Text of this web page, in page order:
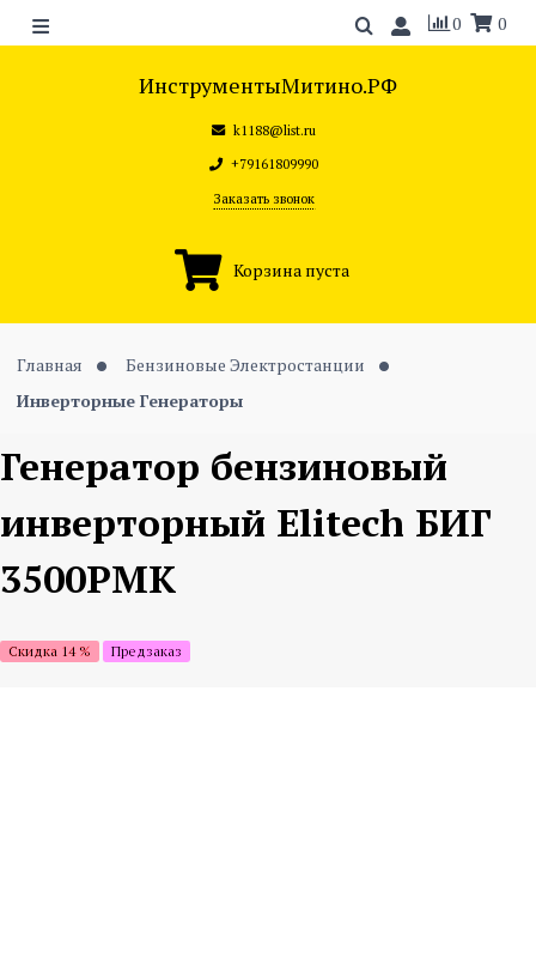
0 0
ИнструментыМитино.РФ
k1188@list.ru
+79161809990
Заказать звонок
Корзина пуста
Главная
Бензиновые Электростанции
Инверторные Генераторы
Генератор бензиновый
инверторный Elitech БИГ
3500РМК
Скидка 14 % Предзаказ